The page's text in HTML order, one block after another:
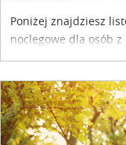
Poniżej znajdziesz
noclegowe dla osób